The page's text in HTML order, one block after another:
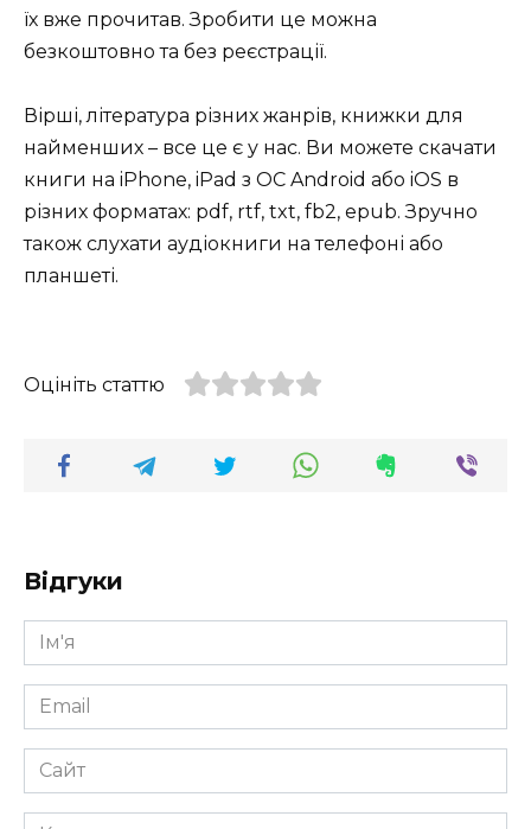
їх вже прочитав. Зробити це можна
безкоштовно та без реєстрації.
Вірші, література різних жанрів, книжки для
найменших – все це є у нас. Ви можете скачати
книги на iPhone, iPad з ОС Android або iOS в
різних форматах: pdf, rtf, txt, fb2, epub. Зручно
також слухати аудіокниги на телефоні або
планшеті.
Оцініть статтю
Відгуки
Ім'я
*
Email
*
Сайт